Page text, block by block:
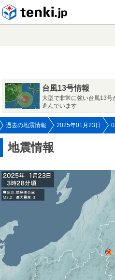
台風13号情報
大型で非常に強い台風13
進んでいます
過去の地震情報 2025年01月23日
地震情報